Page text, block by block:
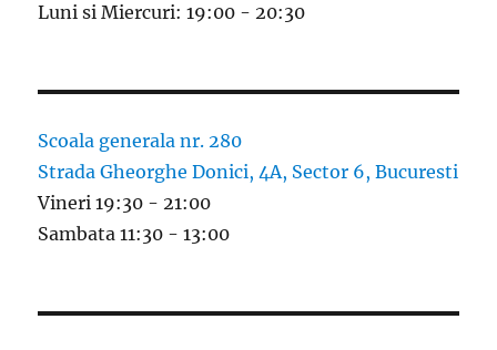
Luni si Miercuri: 19:00 - 20:30
Scoala generala nr. 280
Strada Gheorghe Donici, 4A, Sector 6, Bucuresti
Vineri 19:30 - 21:00
Sambata 11:30 - 13:00